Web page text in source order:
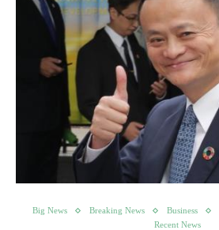
Big News Breaking News Business
Recent News